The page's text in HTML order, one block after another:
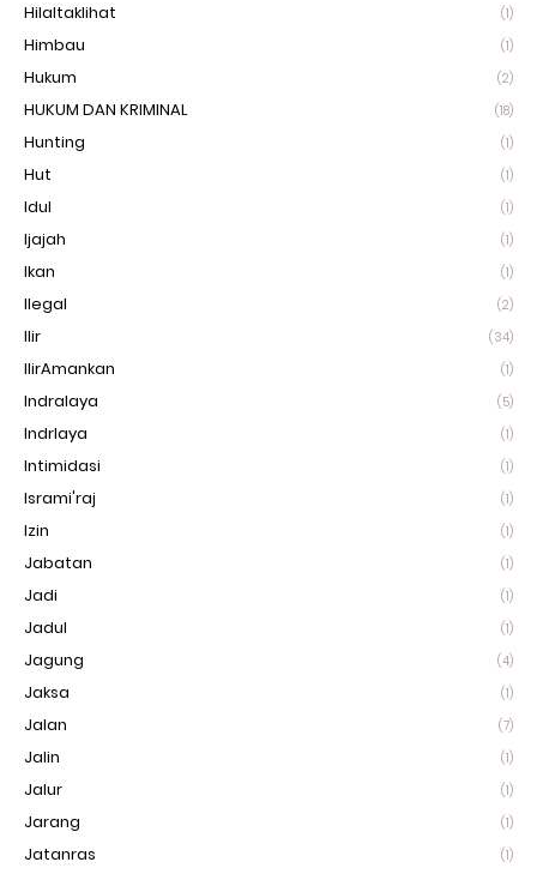
Hilaltaklihat (1)
Himbau (1)
Hukum (2)
HUKUM DAN KRIMINAL (18)
Hunting (1)
Hut (1)
Idul (1)
Ijajah (1)
Ikan (1)
Ilegal (2)
Ilir (34)
IlirAmankan (1)
Indralaya (5)
Indrlaya (1)
Intimidasi (1)
Isrami'raj (1)
Izin (1)
Jabatan (1)
Jadi (1)
Jadul (1)
Jagung (4)
Jaksa (1)
Jalan (7)
Jalin (1)
Jalur (1)
Jarang (1)
Jatanras (1)